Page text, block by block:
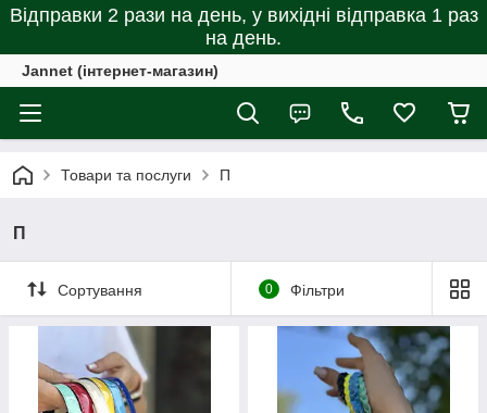
Відправки 2 рази на день, у вихідні відправка 1 раз
на день.
Jannet (інтернет-магазин)
Товари та послуги П
П
Сортування 0 Фільтри